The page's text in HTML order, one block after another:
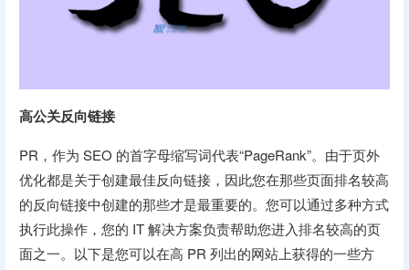
高公关反向链接
PR，作为 SEO 的首字母缩写词代表“PageRank”。由于页外
优化都是关于创建最佳反向链接，因此您在那些页面排名较高
的反向链接中创建的那些才是最重要的。您可以通过多种方式
执行此操作，您的 IT 解决方案负责帮助您进入排名较高的页
面之一。以下是您可以在高 PR 列出的网站上获得的一些方